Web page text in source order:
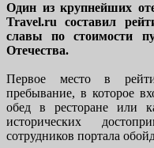
Один из крупнейших
Travel.ru составил
славы по стоимости
Отечества.
Первое место в
пребывание, в которое
обед в ресторане или
исторических
сотрудников портала